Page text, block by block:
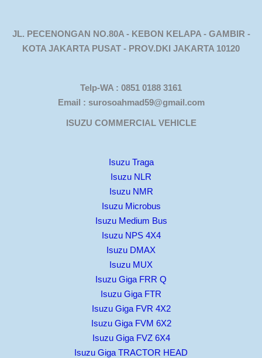
JL. PECENONGAN NO.80A - KEBON KELAPA - GAMBIR -
KOTA JAKARTA PUSAT - PROV.DKI JAKARTA 10120
Telp-WA : 0851 0188 3161
Email : surosoahmad59@gmail.com
ISUZU COMMERCIAL VEHICLE
Isuzu Traga
Isuzu NLR
Isuzu NMR
Isuzu Microbus
Isuzu Medium Bus
Isuzu NPS 4X4
Isuzu DMAX
Isuzu MUX
Isuzu Giga FRR Q
Isuzu Giga FTR
Isuzu Giga FVR 4X2
Isuzu Giga FVM 6X2
Isuzu Giga FVZ 6X4
Isuzu Giga TRACTOR HEAD